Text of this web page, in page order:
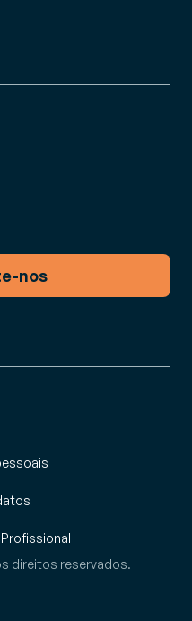
nos
direitos reservados.